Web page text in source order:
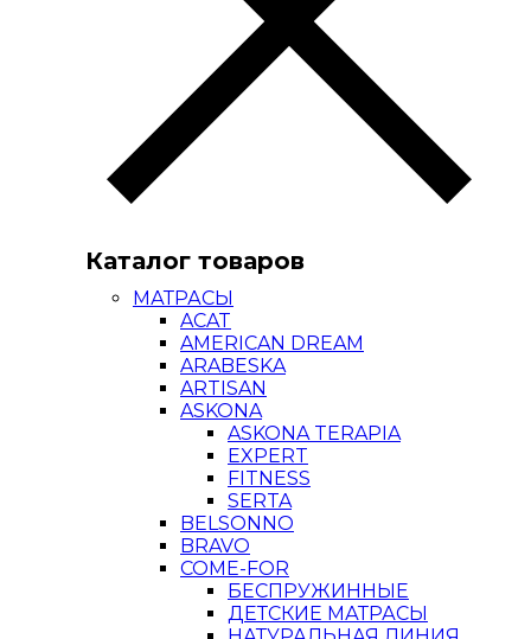
Каталог товаров
МАТРАСЫ
ACAT
AMERICAN DREAM
ARABESKA
ARTISAN
ASKONA
ASKONA TERAPIA
EXPERT
FITNESS
SERTA
BELSONNO
BRAVO
COME-FOR
БЕСПРУЖИННЫЕ
ДЕТСКИЕ МАТРАСЫ